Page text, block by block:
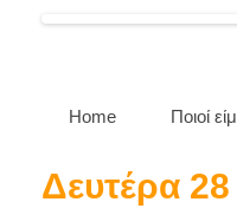
Home Ποιοί
Δευτέρα